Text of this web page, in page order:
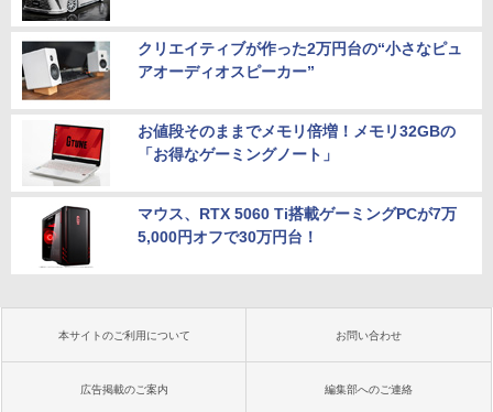
クリエイティブが作った2万円台の“小さなピュ
アオーディオスピーカー”
お値段そのままでメモリ倍増！メモリ32GBの
「お得なゲーミングノート」
マウス、RTX 5060 Ti搭載ゲーミングPCが7万
5,000円オフで30万円台！
本サイトのご利用について お問い合わせ
広告掲載のご案内 編集部へのご連絡